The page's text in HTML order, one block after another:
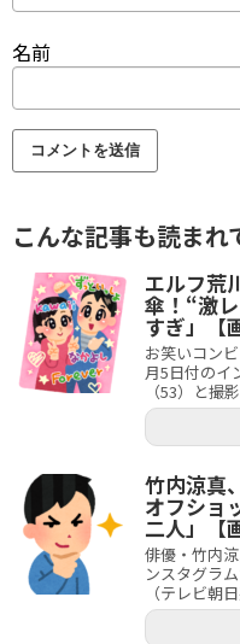
名前
こんな記事も読まれ
エルフ荒
傘！“激
すぎ」【
お笑いコン
月5日付のイ
（53）と撮
竹内涼真
オフショ
二人」【
俳優・竹内
ンスタグラ
（テレビ朝